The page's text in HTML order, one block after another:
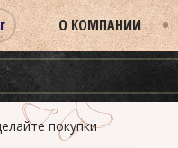
О КОМПАНИИ
покупки